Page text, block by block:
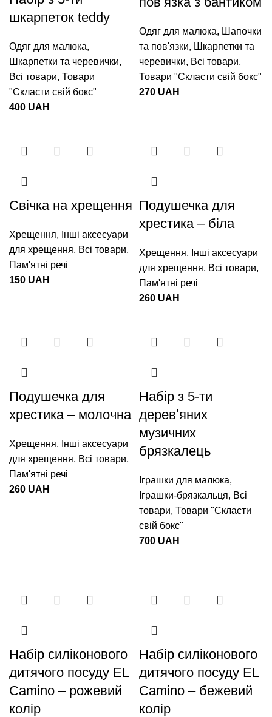
шкарпеток teddy
Одяг для малюка,
Шкарпетки та черевички,
Всі товари, Товари
"Cкласти свій бокс"
400 UAH
Одяг для малюка, Шапочки
та пов'язки, Шкарпетки та
черевички, Всі товари,
Товари "Cкласти свій бокс"
270 UAH
Свічка на хрещення
Хрещення, Інші аксесуари
для хрещення, Всі товари,
Пам'ятні речі
150 UAH
Подушечка для
хрестика – біла
Хрещення, Інші аксесуари
для хрещення, Всі товари,
Пам'ятні речі
260 UAH
Подушечка для
хрестика – молочна
Хрещення, Інші аксесуари
для хрещення, Всі товари,
Пам'ятні речі
260 UAH
Набір з 5-ти
деревʼяних
музичних
брязкалець
Іграшки для малюка,
Іграшки-брязкальця, Всі
товари, Товари "Cкласти
свій бокс"
700 UAH
Набір силіконового
дитячого посуду EL
Camino – рожевий
колір
Набір силіконового
дитячого посуду EL
Camino – бежевий
колір